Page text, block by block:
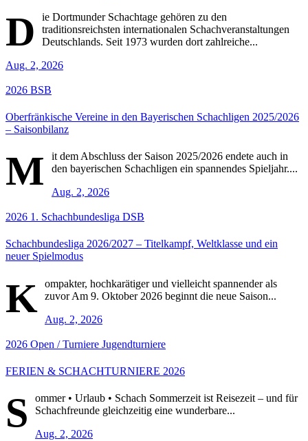
D
ie Dortmunder Schachtage gehören zu den
traditionsreichsten internationalen Schachveranstaltungen
Deutschlands. Seit 1973 wurden dort zahlreiche...
Aug. 2, 2026
2026 BSB
Oberfränkische Vereine in den Bayerischen Schachligen 2025/2026
– Saisonbilanz
M
it dem Abschluss der Saison 2025/2026 endete auch in
den bayerischen Schachligen ein spannendes Spieljahr....
Aug. 2, 2026
2026 1. Schachbundesliga DSB
Schachbundesliga 2026/2027 – Titelkampf, Weltklasse und ein
neuer Spielmodus
K ompakter, hochkarätiger und vielleicht spannender als
zuvor Am 9. Oktober 2026 beginnt die neue Saison...
Aug. 2, 2026
2026 Open / Turniere Jugendturniere
FERIEN & SCHACHTURNIERE 2026
S
ommer • Urlaub • Schach Sommerzeit ist Reisezeit – und für
Schachfreunde gleichzeitig eine wunderbare...
Aug. 2, 2026